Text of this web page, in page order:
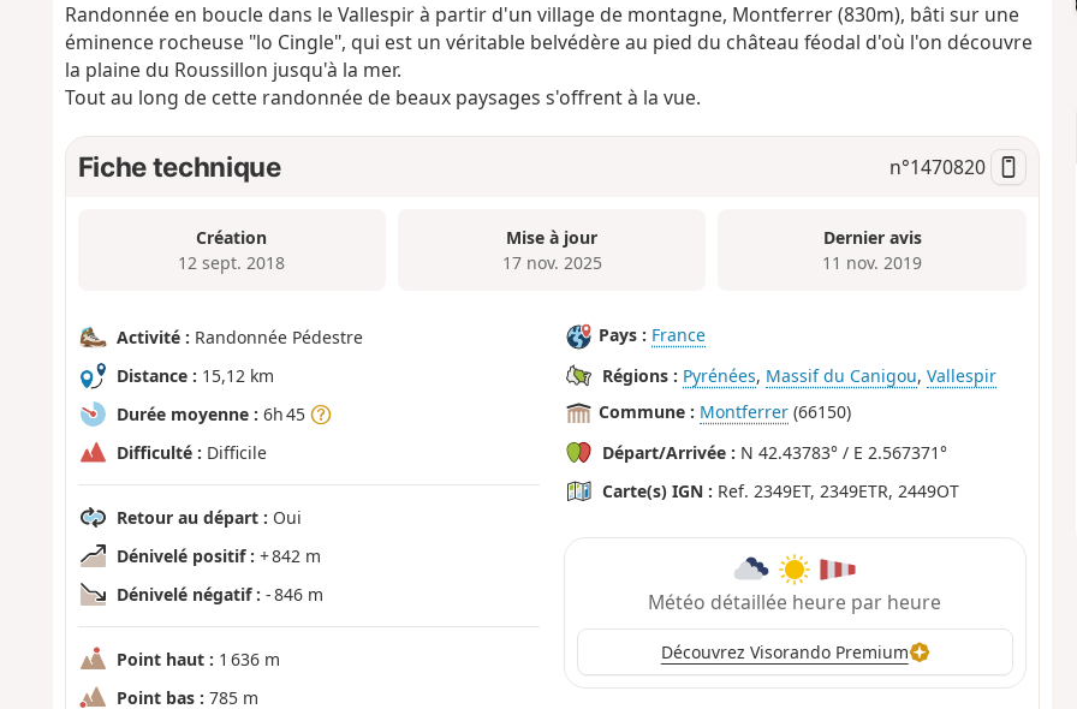
Randonnée en boucle dans le Vallespir à partir d'un village de montagne, Montferrer (830m), bâti sur une
éminence rocheuse "lo Cingle", qui est un véritable belvédère au pied du château féodal d'où l'on découvre
la plaine du Roussillon jusqu'à la mer.
Tout au long de cette randonnée de beaux paysages s'offrent à la vue.
Fiche technique n°1470820
Création
12 sept. 2018
Mise à jour
17 nov. 2025
Dernier avis
11 nov. 2019
Activité : Randonnée Pédestre
Distance : 15,12 km
Durée moyenne : 6h 45
Difficulté : Difficile
Retour au départ : Oui
Dénivelé positif : + 842 m
Dénivelé négatif : - 846 m
Point haut : 1 636 m
Point bas : 785 m
Pays : France
Régions : Pyrénées, Massif du Canigou,Vallespir
Commune : Montferrer (66150)
Départ/Arrivée : N 42.43783° / E 2.567371°
Carte(s) IGN : Ref. 2349ET, 2349ETR, 2449OT
Météo détaillée heure par heure
Découvrez Visorando Premium